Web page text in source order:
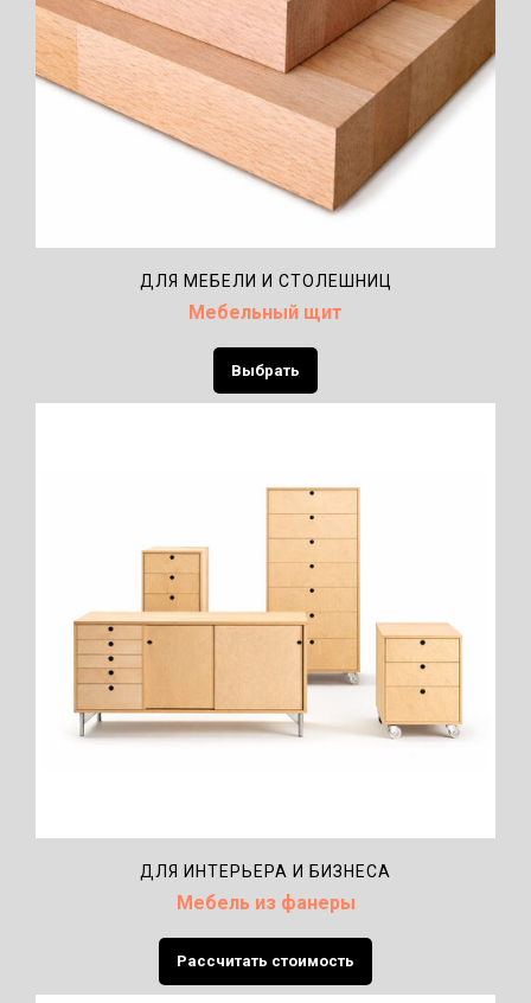
ДЛЯ МЕБЕЛИ И СТОЛЕШНИЦ
Мебельный щит
Выбрать
ДЛЯ ИНТЕРЬЕРА И БИЗНЕСА
Мебель из фанеры
Рассчитать стоимость